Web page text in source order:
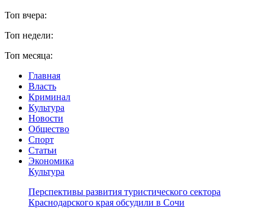
Топ вчера:
Топ недели:
Топ месяца:
Главная
Власть
Криминал
Культура
Новости
Общество
Спорт
Статьи
Экономика
Культура
Перспективы развития туристического сектора
Краснодарского края обсудили в Сочи